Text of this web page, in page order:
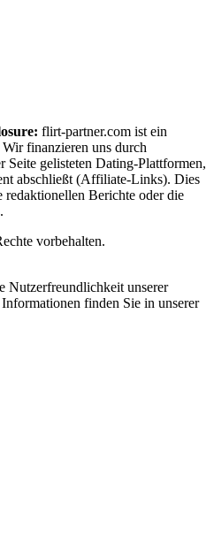
flirt-partner.com ist ein
finanzieren uns durch
Seite gelisteten Dating-Plattformen,
abschließt (Affiliate-Links). Dies
redaktionellen Berichte oder die
vorbehalten.
Nutzerfreundlichkeit unserer
finden Sie in unserer